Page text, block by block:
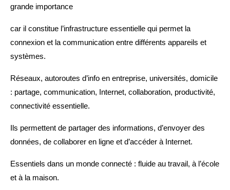
grande importance
car il constitue l’infrastructure essentielle qui permet la
connexion et la communication entre différents appareils et
systèmes.
Réseaux, autoroutes d’info en entreprise, universités, domicile
: partage, communication, Internet, collaboration, productivité,
connectivité essentielle.
Ils permettent de partager des informations, d’envoyer des
données, de collaborer en ligne et d’accéder à Internet.
Essentiels dans un monde connecté : fluide au travail, à l’école
et à la maison.